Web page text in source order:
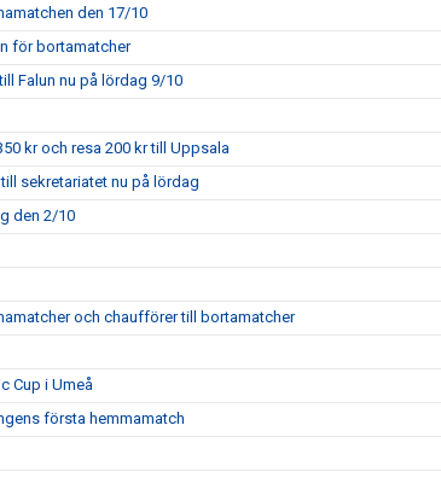
den 17/10
för bortamatcher
Falun nu på lördag 9/10
kr och resa 200 kr till Uppsala
sekretariatet nu på lördag
den 2/10
och chaufförer till bortamatcher
Cup i Umeå
första hemmamatch